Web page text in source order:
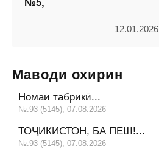
№5,
12.01.2026
Маводи охирин
Номаи табрикӣ...
№:93 (5145), 07.08.2026
ТОҶИКИСТОН, БА ПЕШ!...
№:93 (5145), 07.08.2026